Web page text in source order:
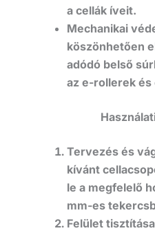
a cellák íveit.
Mechanikai
köszönhetően
adódó belső
az e-rollerek
Tervezés és
kívánt
le a megfelelő
mm-es
Felület